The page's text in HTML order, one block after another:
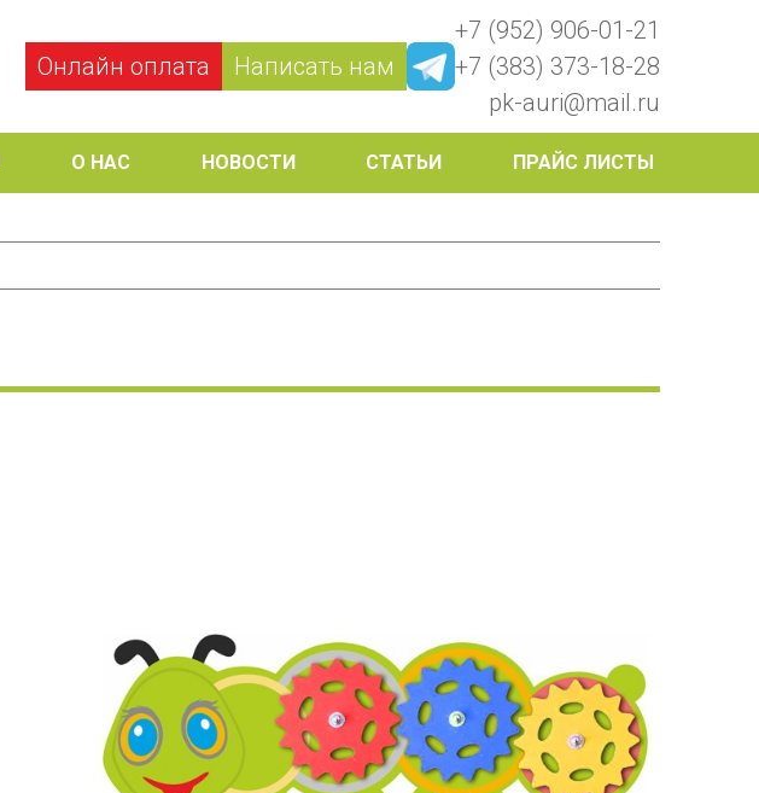
Онлайн оплата Написать нам
+7 (952) 906-01-21
+7 (383) 373-18-28
pk-auri@mail.ru
О НАС НОВОСТИ СТАТЬИ ПРАЙС ЛИСТЫ